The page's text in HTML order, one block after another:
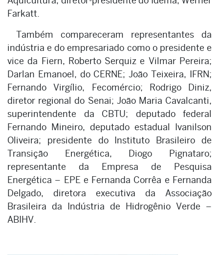
Farkatt.
Também compareceram representantes da
indústria e do empresariado como o presidente e
vice da Fiern, Roberto Serquiz e Vilmar Pereira;
Darlan Emanoel, do CERNE; João Teixeira, IFRN;
Fernando Virgílio, Fecomércio; Rodrigo Diniz,
diretor regional do Senai; João Maria Cavalcanti,
superintendente da CBTU; deputado federal
Fernando Mineiro, deputado estadual Ivanilson
Oliveira; presidente do Instituto Brasileiro de
Transição Energética, Diogo Pignataro;
representante da Empresa de Pesquisa
Energética – EPE e Fernanda Corrêa e Fernanda
Delgado, diretora executiva da Associação
Brasileira da Indústria de Hidrogênio Verde –
ABIHV.